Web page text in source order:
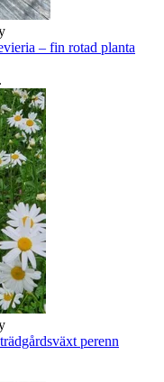
– fin rotad planta
.
perenn